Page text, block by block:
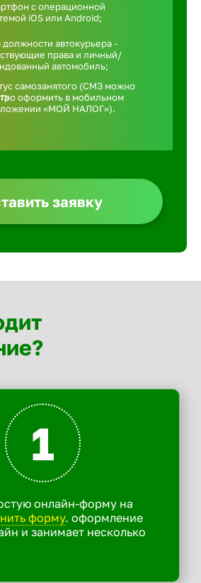
с операционной
iOS или Android;
должности автокурьера -
права и личный/
автомобиль;
самозанятого (СМЗ можно
оформить в мобильном
«МОЙ НАЛОГ»).
заявку
1
онлайн-форму на
форму. оформление
и занимает несколько